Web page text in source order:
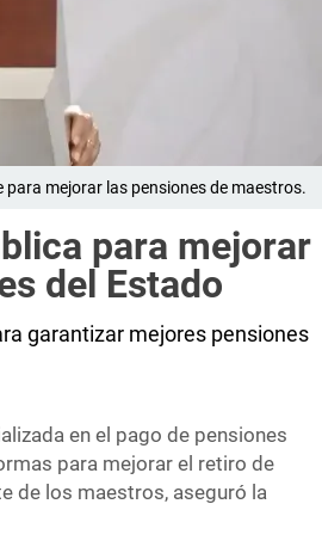
mejorar las pensiones de maestros.
para mejorar
del Estado
garantizar mejores pensiones
en el pago de pensiones
para mejorar el retiro de
de los maestros, aseguró la